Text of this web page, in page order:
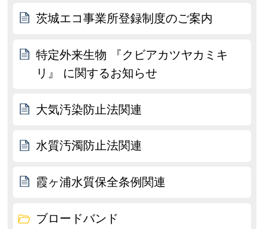
茨城エコ事業所登録制度のご案内
特定外来生物 『クビアカツヤカミキ
リ』 に関するお知らせ
大気汚染防止法関連
水質汚濁防止法関連
霞ヶ浦水質保全条例関連
ブロードバンド